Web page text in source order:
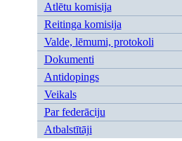
Atlētu komisija
Reitinga komisija
Valde, lēmumi, protokoli
Dokumenti
Antidopings
Veikals
Par federāciju
Atbalstītāji